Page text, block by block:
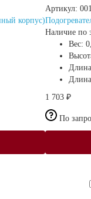
корпус)
Артикул:
Наличие по
Вес:
1 703 ₽
По